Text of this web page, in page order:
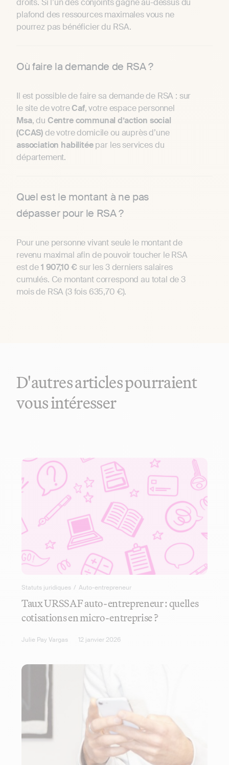
droits. Si l’un des conjoints gagne au-dessus du
plafond des ressources maximales vous ne
pourrez pas bénéficier du RSA.
Où faire la demande de RSA ?
Il est possible de faire sa demande de RSA : sur
le site de votreCaf, votre espace personnel
Msa, du Centre communal d’action social
(CCAS)de votre domicile ou auprès d’une
association habilitéepar les services du
département.
Quel est le montant à ne pas
dépasser pour le RSA ?
Pour une personne vivant seule le montant de
revenu maximal afin de pouvoir toucher le RSA
est de1 907,10 € sur les 3 derniers salaires
cumulés. Ce montant correspond au total de 3
mois de RSA (3 fois 635,70 €).
D'autres articles pourraient
vous intéresser
Statuts juridiques / Auto-entrepreneur
Taux URSSAF auto-entrepreneur : quelles
cotisations en micro-entreprise ?
Julie Pay Vargas 12 janvier 2026